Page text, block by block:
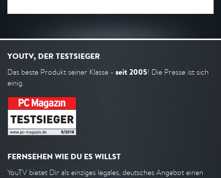
YOUTV, DER TESTSIEGER
Das beste Produkt seiner Klasse - seit 2005! Die Presse ist sich
einig.
FERNSEHEN WIE DU ES WILLST
YouTV bietet Dir als einziges legales, deutsches Angebot einen